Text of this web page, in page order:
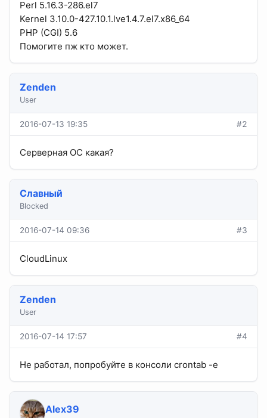
Perl 5.16.3-286.el7
Kernel 3.10.0-427.10.1.lve1.4.7.el7.x86_64
PHP (CGI) 5.6
Помогите пж кто может.
Zenden
User
2016-07-13 19:35 #2
Серверная ОС какая?
Славный
Blocked
2016-07-14 09:36 #3
CloudLinux
Zenden
User
2016-07-14 17:57 #4
Не работал, попробуйте в консоли crontab -e
Alex39